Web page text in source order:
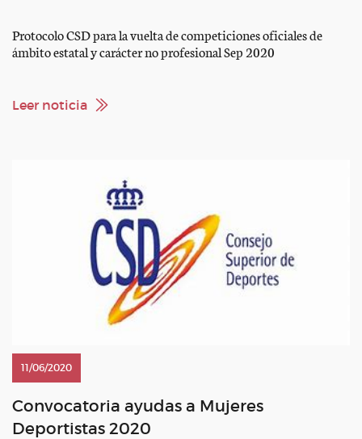
Protocolo CSD para la vuelta de competiciones oficiales de
ámbito estatal y carácter no profesional Sep 2020
Leer noticia
11/06/2020
Convocatoria ayudas a Mujeres
Deportistas 2020